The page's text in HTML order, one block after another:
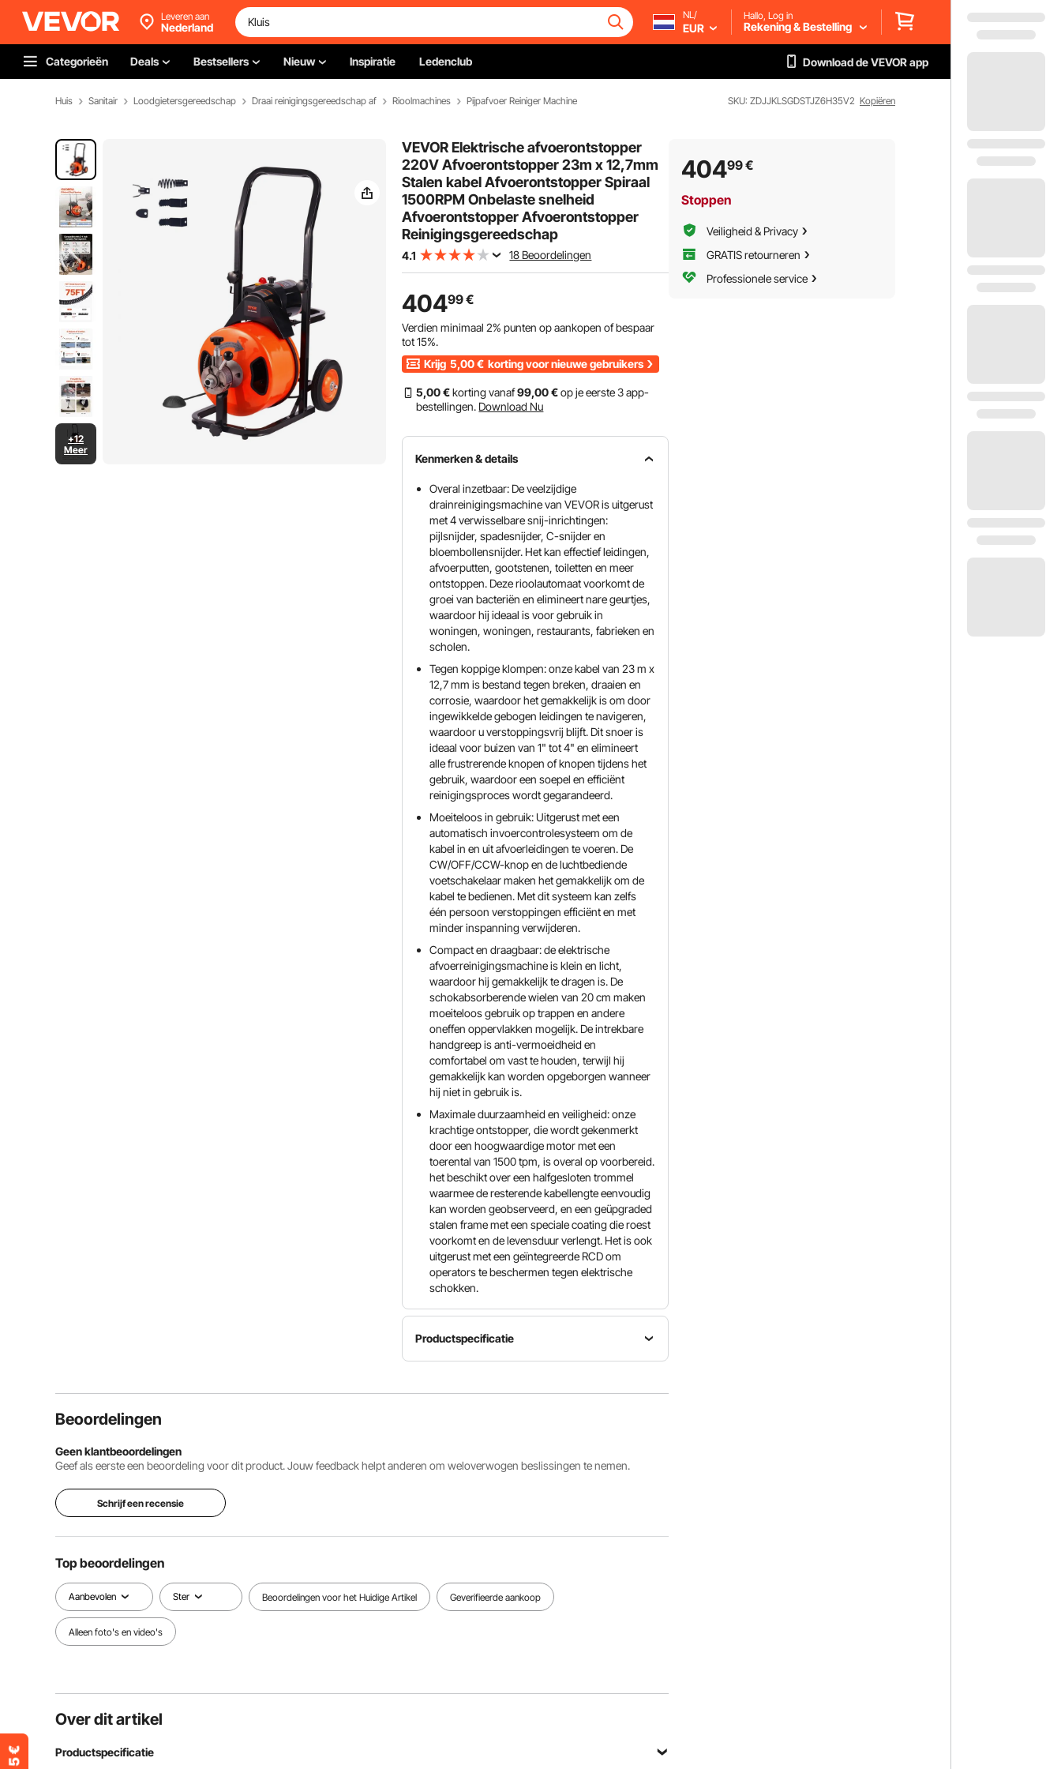
Leveren aan
Nederland
NL/
EUR
Hallo, Log in
Rekening & Bestelling
Categorieën Deals Bestsellers Nieuw Inspiratie Ledenclub Download de VEVOR app
Huis Sanitair Loodgietersgereedschap Draai reinigingsgereedschap af Rioolmachines Pijpafvoer Reiniger Machine SKU: ZDJJKLSGDSTJZ6H35V2 Kopiëren
+12
Meer
VEVOR Elektrische afvoerontstopper
220V Afvoerontstopper 23m x 12,7mm
Stalen kabel Afvoerontstopper Spiraal
1500RPM Onbelaste snelheid
Afvoerontstopper Afvoerontstopper
Reinigingsgereedschap
4.1 18 Beoordelingen
40499€
Verdien minimaal2% punten op aankopen of bespaar
tot15%.
Krijg 5,00 € korting voor nieuwe gebruikers
5,00 €korting vanaf99,00 €op je eerste 3 app-
bestellingen. Download Nu
Kenmerken & details
Overal inzetbaar: De veelzijdige
drainreinigingsmachine van VEVOR is uitgerust
met 4 verwisselbare snij-inrichtingen:
pijlsnijder, spadesnijder, C-snijder en
bloembollensnijder. Het kan effectief leidingen,
afvoerputten, gootstenen, toiletten en meer
ontstoppen. Deze rioolautomaat voorkomt de
groei van bacteriën en elimineert nare geurtjes,
waardoor hij ideaal is voor gebruik in
woningen, woningen, restaurants, fabrieken en
scholen.
Tegen koppige klompen: onze kabel van 23 m x
12,7 mm is bestand tegen breken, draaien en
corrosie, waardoor het gemakkelijk is om door
ingewikkelde gebogen leidingen te navigeren,
waardoor u verstoppingsvrij blijft. Dit snoer is
ideaal voor buizen van 1" tot 4" en elimineert
alle frustrerende knopen of knopen tijdens het
gebruik, waardoor een soepel en efficiënt
reinigingsproces wordt gegarandeerd.
Moeiteloos in gebruik: Uitgerust met een
automatisch invoercontrolesysteem om de
kabel in en uit afvoerleidingen te voeren. De
CW/OFF/CCW-knop en de luchtbediende
voetschakelaar maken het gemakkelijk om de
kabel te bedienen. Met dit systeem kan zelfs
één persoon verstoppingen efficiënt en met
minder inspanning verwijderen.
Compact en draagbaar: de elektrische
afvoerreinigingsmachine is klein en licht,
waardoor hij gemakkelijk te dragen is. De
schokabsorberende wielen van 20 cm maken
moeiteloos gebruik op trappen en andere
oneffen oppervlakken mogelijk. De intrekbare
handgreep is anti-vermoeidheid en
comfortabel om vast te houden, terwijl hij
gemakkelijk kan worden opgeborgen wanneer
hij niet in gebruik is.
Maximale duurzaamheid en veiligheid: onze
krachtige ontstopper, die wordt gekenmerkt
door een hoogwaardige motor met een
toerental van 1500 tpm, is overal op voorbereid.
het beschikt over een halfgesloten trommel
waarmee de resterende kabellengte eenvoudig
kan worden geobserveerd, en een geüpgraded
stalen frame met een speciale coating die roest
voorkomt en de levensduur verlengt. Het is ook
uitgerust met een geïntegreerde RCD om
operators te beschermen tegen elektrische
schokken.
Productspecificatie
RC-9001-
220V
23 m (75
Kabeldiameter
12,7 mm
Stationair
toerental
Nullaststroom
Beoordelingen
Geen klantbeoordelingen
Geef als eerste een beoordeling voor dit product. Jouw feedback helpt anderen om weloverwogen beslissingen te nemen.
Schrijf een recensie
Top beoordelingen
Aanbevolen Ster Beoordelingen voor het Huidige Artikel Geverifieerde aankoop
Alleen foto's en video's
Over dit artikel
Productspecificatie
40499€
Stoppen
Veiligheid & Privacy
GRATIS retourneren
Professionele service